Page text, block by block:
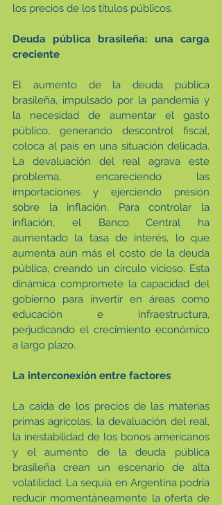
los precios de los títulos públicos.
Deuda pública brasileña: una carga
creciente
El aumento de la deuda pública
brasileña, impulsado por la pandemia y
la necesidad de aumentar el gasto
público, generando descontrol fiscal,
coloca al país en una situación delicada.
La devaluación del real agrava este
problema, encareciendo las
importaciones y ejerciendo presión
sobre la inflación. Para controlar la
inflación, el Banco Central ha
aumentado la tasa de interés, lo que
aumenta aún más el costo de la deuda
pública, creando un círculo vicioso. Esta
dinámica compromete la capacidad del
gobierno para invertir en áreas como
educación e infraestructura,
perjudicando el crecimiento económico
a largo plazo.
La interconexión entre factores
La caída de los precios de las materias
primas agrícolas, la devaluación del real,
la inestabilidad de los bonos americanos
y el aumento de la deuda pública
brasileña crean un escenario de alta
volatilidad. La sequía en Argentina podría
reducir momentáneamente la oferta de